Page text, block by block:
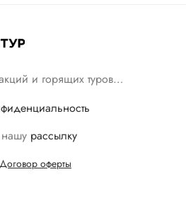
и горящих туров…
рассылку
Договор оферты